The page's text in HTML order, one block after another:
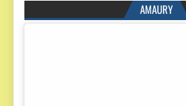
AMAURY